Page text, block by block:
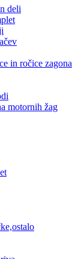
deli
in ročice zagona
motornih žag